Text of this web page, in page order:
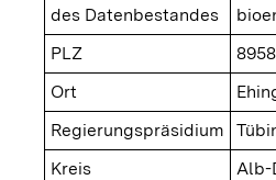
des Datenbestandes
PLZ
Ort
Regierungspräsidium
Kreis
Alb-